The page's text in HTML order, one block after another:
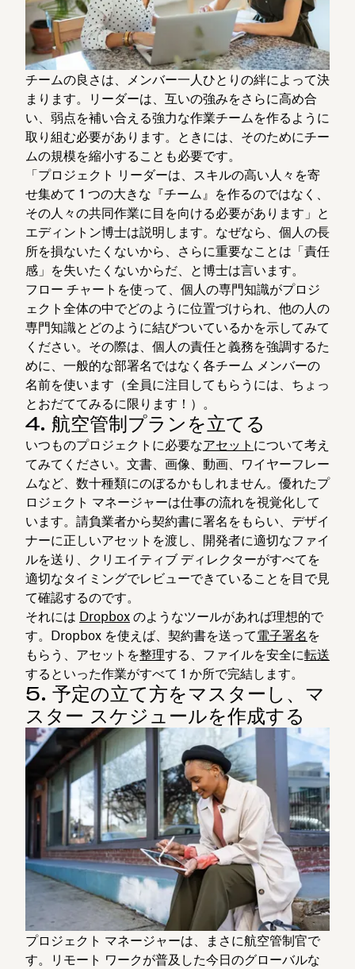
チームの良さは、メンバー一人ひとりの絆によって決
まります。リーダーは、互いの強みをさらに高め合
い、弱点を補い合える強力な作業チームを作るように
取り組む必要があります。ときには、そのためにチー
ムの規模を縮小することも必要です。
「プロジェクト リーダーは、スキルの高い人々を寄
せ集めて 1 つの大きな『チーム』を作るのではなく、
その人々の共同作業に目を向ける必要があります」と
エディントン博士は説明します。なぜなら、個人の長
所を損ないたくないから、さらに重要なことは「責任
感」を失いたくないからだ、と博士は言います。
フロー チャートを使って、個人の専門知識がプロジ
ェクト全体の中でどのように位置づけられ、他の人の
専門知識とどのように結びついているかを示してみて
ください。その際は、個人の責任と義務を強調するた
めに、一般的な部署名ではなく各チーム メンバーの
名前を使います（全員に注目してもらうには、ちょっ
とおだててみるに限ります！）。
4. 航空管制プランを立てる
いつものプロジェクトに必要なアセット について考え
てみてください。文書、画像、動画、ワイヤーフレー
ムなど、数十種類にのぼるかもしれません。優れたプ
ロジェクト マネージャーは仕事の流れを視覚化して
います。請負業者から契約書に署名をもらい、デザイ
ナーに正しいアセットを渡し、開発者に適切なファイ
ルを送り、クリエイティブ ディレクターがすべてを
適切なタイミングでレビューできていることを目で見
て確認するのです。
それには Dropbox のようなツールがあれば理想的で
す。Dropbox を使えば、契約書を送って電子署名 を
もらう、アセットを整理する、ファイルを安全に転送
するといった作業がすべて 1 か所で完結します。
5. 予定の立て方をマスターし、マ
スター スケジュールを作成する
プロジェクト マネージャーは、まさに航空管制官で
す。
リモート ワークが普及した今日のグローバルな